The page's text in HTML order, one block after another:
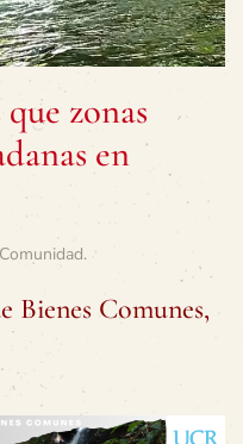
zonas
en
Comunidad.
Bienes Comunes,